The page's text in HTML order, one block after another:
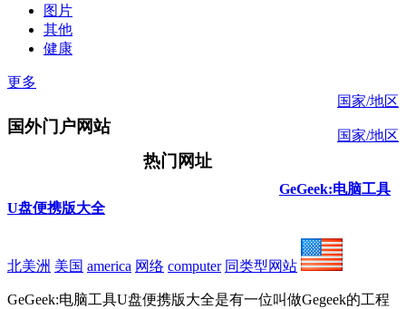
图片
其他
健康
更多
国外门户网站
国家/地区
热门网址
国家/地区
GeGeek:电脑工具
U盘便携版大全
北美洲 美国 america 网络 computer 同类型网站
GeGeek:电脑工具U盘便携版大全是有一位叫做Gegeek的工程